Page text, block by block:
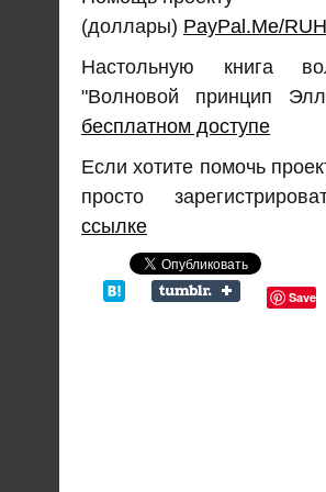
(доллары) PayPal.Me/
Настольную книга
"Волновой принцип
бесплатном доступе
Если хотите помочь
просто
ссылке
Save